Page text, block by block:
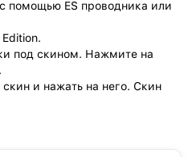
помощью ES проводника или
под скином. Нажмите на
и нажать на него. Скин